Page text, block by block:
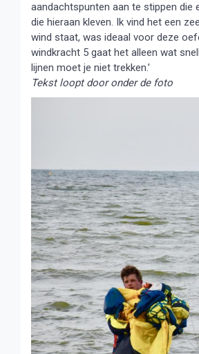
aandachtspunten aan te stippen die
die hieraan kleven. Ik vind het een
wind staat, was ideaal voor deze
windkracht 5 gaat het alleen wat
lijnen moet je niet trekken.’
Tekst loopt door onder de foto